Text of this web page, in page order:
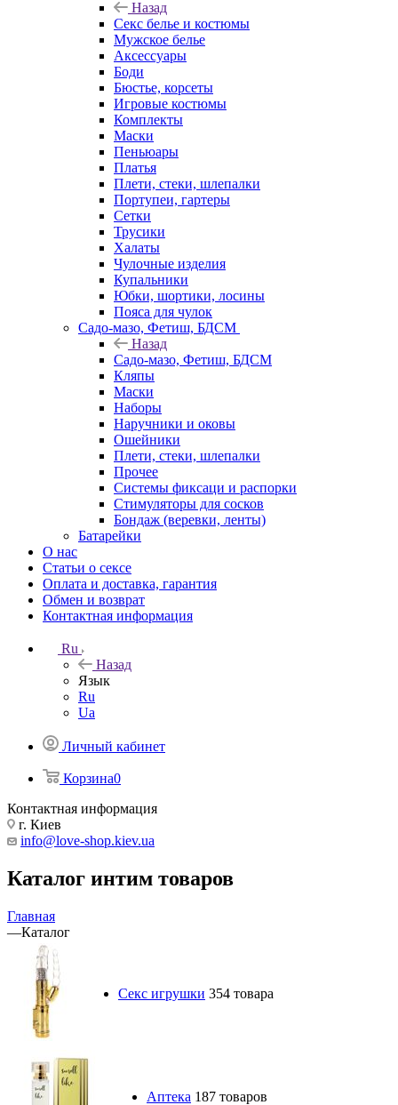
Назад
Секс белье и костюмы
Мужское белье
Аксессуары
Боди
Бюстье, корсеты
Игровые костюмы
Комплекты
Маски
Пеньюары
Платья
Плети, стеки, шлепалки
Портупеи, гартеры
Сетки
Трусики
Халаты
Чулочные изделия
Купальники
Юбки, шортики, лосины
Пояса для чулок
Садо-мазо, Фетиш, БДСМ
Назад
Садо-мазо, Фетиш, БДСМ
Кляпы
Маски
Наборы
Наручники и оковы
Ошейники
Плети, стеки, шлепалки
Прочее
Системы фиксаци и распорки
Стимуляторы для сосков
Бондаж (веревки, ленты)
Батарейки
О нас
Статьи о сексе
Оплата и доставка, гарантия
Обмен и возврат
Контактная информация
Ru
Назад
Язык
Ru
Ua
Личный кабинет
Корзина0
Контактная информация
г. Киев
info@love-shop.kiev.ua
Каталог интим товаров
Главная
—Каталог
Секс игрушки 354 товара
Аптека 187 товаров